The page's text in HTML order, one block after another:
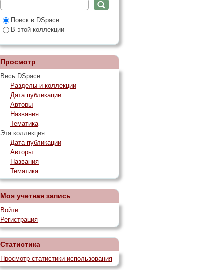
Поиск в DSpace
В этой коллекции
Просмотр
Весь DSpace
Разделы и коллекции
Дата публикации
Авторы
Названия
Тематика
Эта коллекция
Дата публикации
Авторы
Названия
Тематика
Моя учетная запись
Войти
Регистрация
Статистика
Просмотр статистики использования